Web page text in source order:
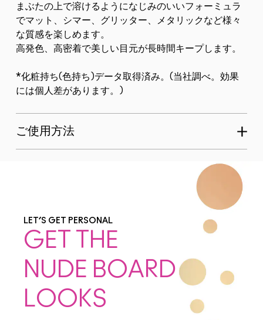
まぶたの上で溶けるようになじみのいいフォーミュラ
でマット、シマー、グリッター、メタリックなど様々
な質感を楽しめます。
高発色、高密着で美しい目元が長時間キープします。
*化粧持ち(色持ち)データ取得済み。(当社調べ。効果
には個人差があります。)
ご使用方法
LET’S GET PERSONAL
GET THE
NUDE BOARD
LOOKS